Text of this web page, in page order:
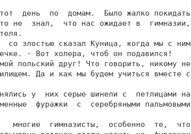
день  по  домам.  Было жалко покидать
не  знал,  что нас ожидает в  гимназии,
со злостью сказал Куница, когда мы с ним
- Вот холера, чтоб он подавился!
польский друг! Что говорить, никому не
Да и как мы будем учиться вместе с
у  них серые шинели с  петлицами на
фуражки  с  серебряными пальмовыми
многие  гимназисты,  особенно  те,  что